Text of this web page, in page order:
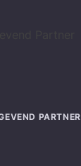
PARTNER